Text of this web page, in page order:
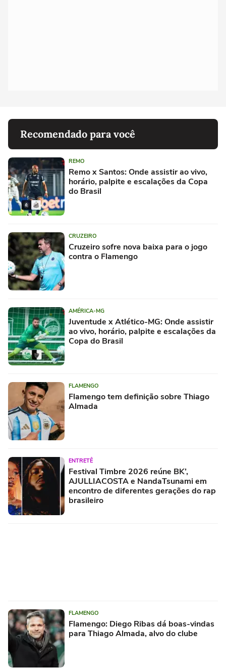
Recomendado para você
REMO
Remo x Santos: Onde assistir ao vivo,
horário, palpite e escalações da Copa
do Brasil
CRUZEIRO
Cruzeiro sofre nova baixa para o jogo
contra o Flamengo
AMÉRICA-MG
Juventude x Atlético-MG: Onde assistir
ao vivo, horário, palpite e escalações da
Copa do Brasil
FLAMENGO
Flamengo tem definição sobre Thiago
Almada
ENTRETÊ
Festival Timbre 2026 reúne BK’,
AJULLIACOSTA e NandaTsunami em
encontro de diferentes gerações do rap
brasileiro
FLAMENGO
Flamengo: Diego Ribas dá boas-vindas
para Thiago Almada, alvo do clube